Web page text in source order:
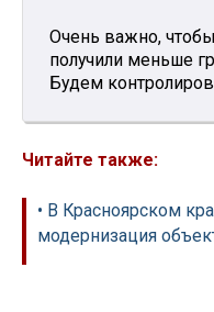
Очень важно,
получили меньше
Будем
Читайте также:
• В Красноярском
модернизация